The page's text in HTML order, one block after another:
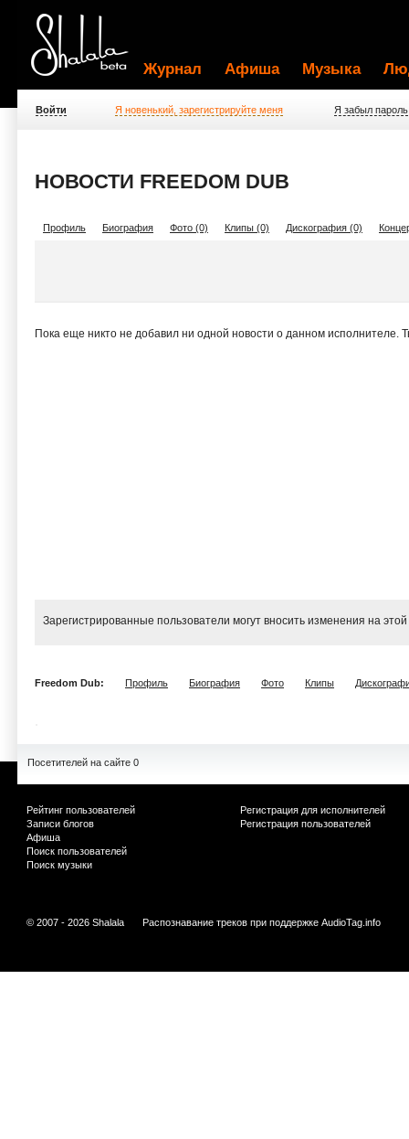
Журнал Афиша Музыка
Войти Я новенький, зарегистрируйте меня Я забыл пароль
НОВОСТИ FREEDOM DUB
Профиль Биография Фото (0) Клипы (0) Дискография (0)
Пока еще никто не добавил ни одной новости о данном
Зарегистрированные пользователи могут вносить изменения на
Freedom Dub: Профиль Биография Фото Клипы
Посетителей на сайте 0
Рейтинг пользователей
Записи блогов
Афиша
Поиск пользователей
Поиск музыки
Регистрация для исполнителей
Регистрация пользователей
© 2007 - 2026 Shalala Распознавание треков при поддержке AudioTag.info